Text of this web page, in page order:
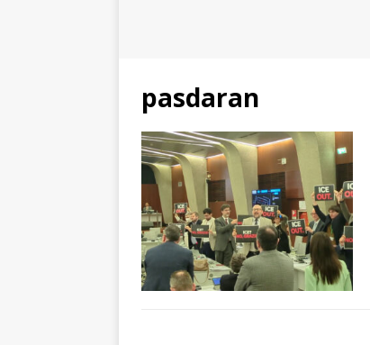
pasdaran